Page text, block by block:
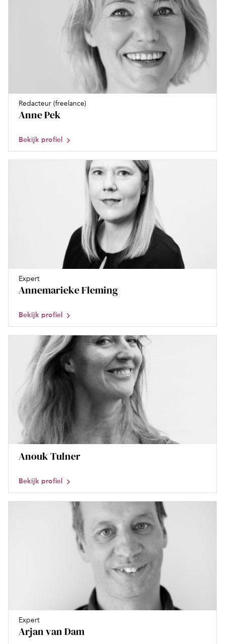
Redacteur (freelance)
Anne Pek
Bekijk profiel
Expert
Annemarieke Fleming
Bekijk profiel
Anouk Tulner
Bekijk profiel
Expert
Arjan van Dam